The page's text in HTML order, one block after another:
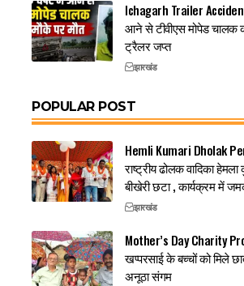
Ichagarh Trailer
आने से टीवीएस मोपेड चालक
ट्रैलर जप्त
झारखंड
POPULAR POST
Hemli Kumari Dholak
राष्ट्रीय ढोलक वादिका हेमला
बीखेरी छटा , कार्यक्रम में
झारखंड
Mother’s Day Charity
खप्परसाई के बच्चों को मिले
अनूठा संगम